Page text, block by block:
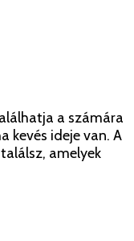
a számára
kevés ideje van. A
amelyek